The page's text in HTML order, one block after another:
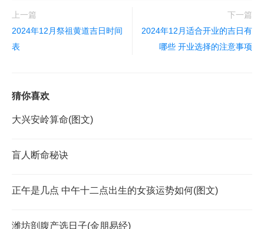
上一篇
2024年12月祭祖黄道吉日时间
表
下一篇
2024年12月适合开业的吉日有
哪些 开业选择的注意事项
猜你喜欢
大兴安岭算命(图文)
盲人断命秘诀
正午是几点 中午十二点出生的女孩运势如何(图文)
潍坊剖腹产选日子(金朋易经)